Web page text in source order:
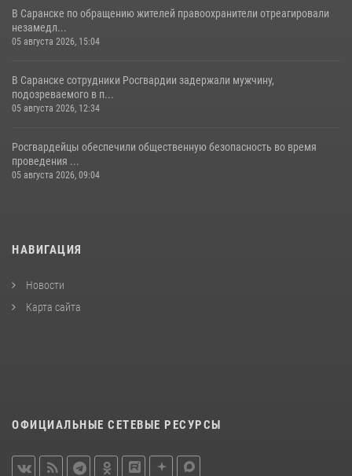
В Саранске по обращению жителей правоохранители отреагировали
незамедл...
05 августа 2026, 15:04
В Саранске сотрудники Росгвардии задержали мужчину,
подозреваемого в п...
05 августа 2026, 12:34
Росгвардейцы обеспечили общественную безопасность во время
проведения ...
05 августа 2026, 09:04
НАВИГАЦИЯ
Новости
Карта сайта
ОФИЦИАЛЬНЫЕ СЕТЕВЫЕ РЕСУРСЫ